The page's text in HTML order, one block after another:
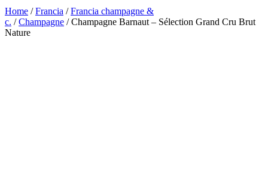
Home /Francia /Francia champagne &
c. /Champagne / Champagne Barnaut – Sélection Grand Cru Brut
Nature